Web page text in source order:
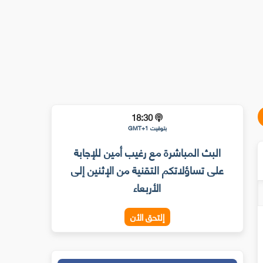
18:30
بتوقيت GMT+1
البث المباشرة مع رغيب أمين للإجابة
على تساؤلاتكم التقنية من الإثنين إلى
الأربعاء
إلتحق الأن